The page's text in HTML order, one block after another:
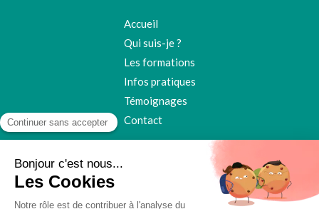
Accueil
Qui suis-je ?
Les formations
Infos pratiques
Témoignages
Contact
©2018 Ildiko Tiber - Bioénergéticienne et
Naturopathe ACMOS près de Rouen